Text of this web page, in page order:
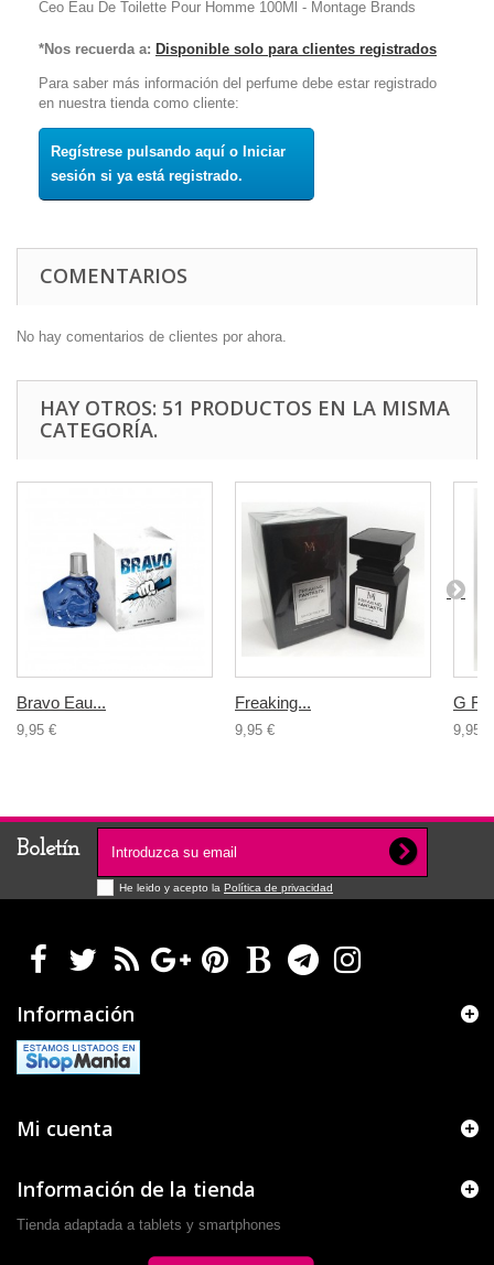
Ceo Eau De Toilette Pour Homme 100Ml - Montage Brands
*Nos recuerda a: Disponible solo para clientes registrados
Para saber más información del perfume debe estar registrado
en nuestra tienda como cliente:
Regístrese pulsando aquí o Iniciar
sesión si ya está registrado.
COMENTARIOS
No hay comentarios de clientes por ahora.
HAY OTROS: 51 PRODUCTOS EN LA MISMA
CATEGORÍA.
Bravo Eau...
9,95 €
Freaking...
9,95 €
G
9,95 €
Boletín
He leido y acepto la Política de privacidad
Información
Mi cuenta
Información de la tienda
Tienda adaptada a tablets y smartphones